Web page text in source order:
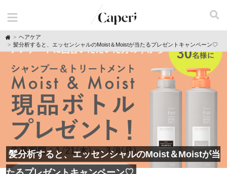
H
o
m
ヘアケア
髪分析すると、エッセンシャルのMoist＆Moistが当たるプレゼントキャンペーン♡
髪分析すると、エッセンシャルのMoist＆Moistが当